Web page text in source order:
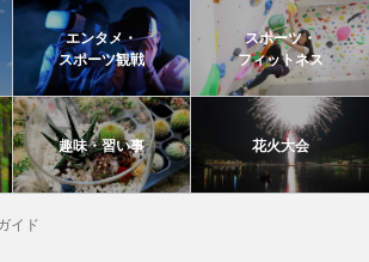
エンタメ・
スポーツ観戦
スポーツ・
フィットネス
趣味・習い事 花火大会
イド